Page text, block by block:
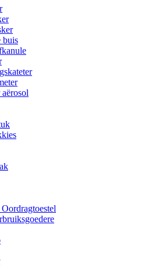
buis